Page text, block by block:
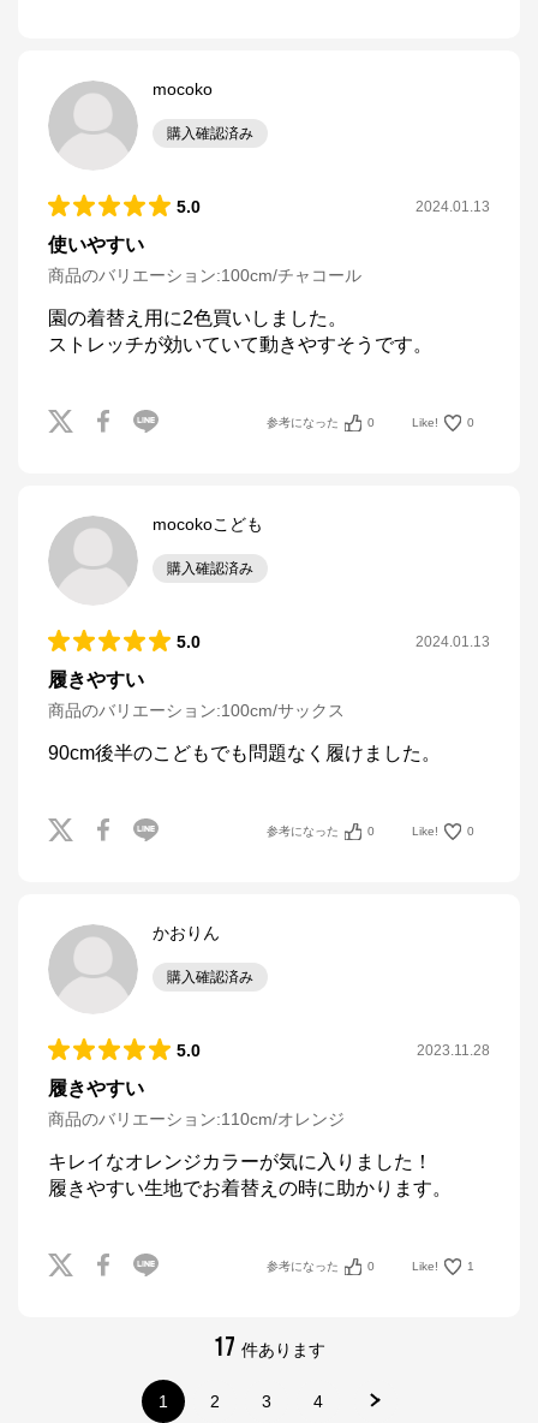
mocoko
購入確認済み
5.0 2024.01.13
使いやすい
商品のバリエーション:100cm/チャコール
園の着替え用に2色買いしました。
ストレッチが効いていて動きやすそうです。
参考になった 0 Like! 0
mocokoこども
購入確認済み
5.0 2024.01.13
履きやすい
商品のバリエーション:100cm/サックス
参考になった 0 Like! 0
かおりん
購入確認済み
5.0 2023.11.28
履きやすい
商品のバリエーション:110cm/オレンジ
キレイなオレンジカラーが気に入りました！
参考になった 0 Like! 1
17 件あります
1 2 3 4